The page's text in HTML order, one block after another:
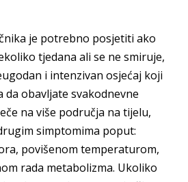
je potrebno posjetiti ako
tjedana ali se ne smiruje,
i intenzivan osjećaj koji
da obavljate svakodnevne
na više područja na tijelu,
simptomima poput:
povišenom temperaturom,
rada metabolizma. Ukoliko